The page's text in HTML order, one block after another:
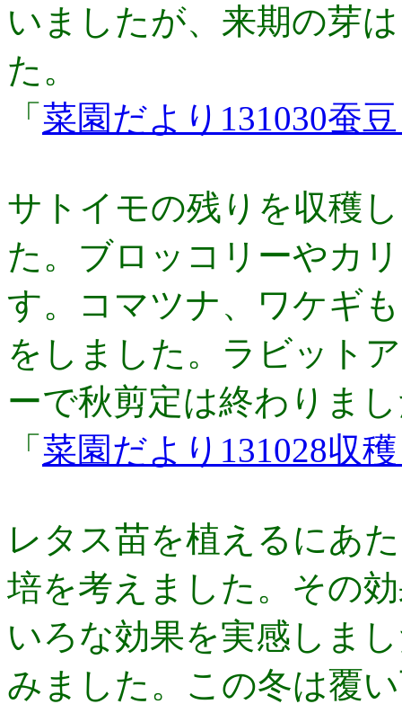
いましたが、来期の芽
た。
「 菜園だより131030蚕
サトイモの残りを収穫
た。ブロッコリーやカ
す。コマツナ、ワケギ
をしました。ラビット
ーで秋剪定は終わりま
「 菜園だより131028収
レタス苗を植えるにあ
培を考えました。その
いろな効果を実感しま
みました。この冬は覆